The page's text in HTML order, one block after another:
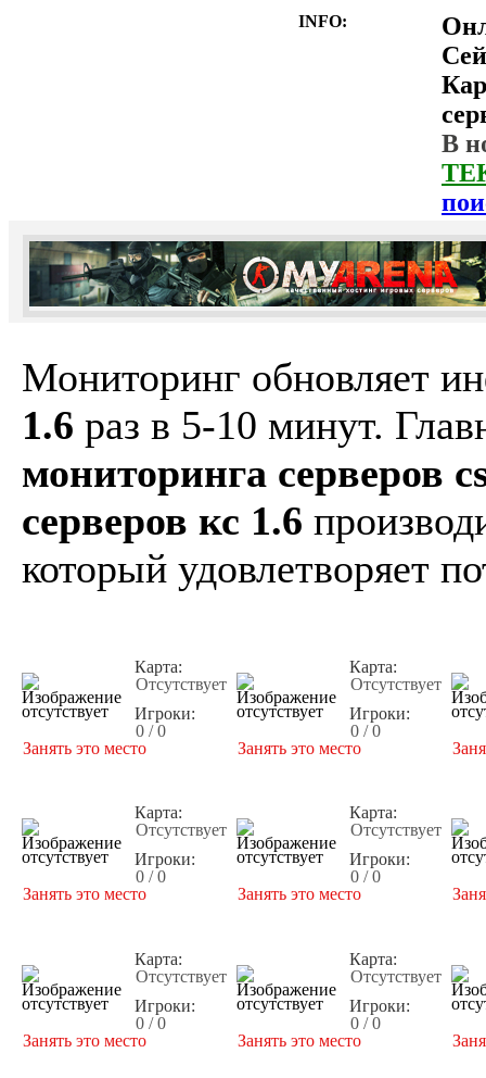
INFO:
В
Мониторинг обновляет
1.6 раз в 5-10 минут.
мониторинга серверов
серверов кс 1.6
который удовлетворяет
Карта:
Отсутствует
Игроки:
0 / 0
Занять это место
Карта:
Отсутствует
Игроки:
0 / 0
Занять это место
Карта:
Отсутствует
Игроки:
0 / 0
Занять это место
Карта:
Отсутствует
Игроки:
0 / 0
Занять это место
Карта:
Отсутствует
Игроки:
0 / 0
Занять это место
Карта:
Отсутствует
Игроки:
0 / 0
Занять это место